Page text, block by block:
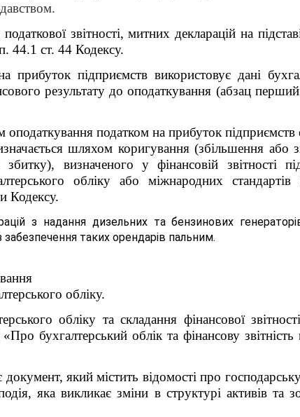
звітності, митних декларацій на
44.1 ст. 44 Кодексу.
підприємств використовує дані
результату до оподаткування (абзац
податком на прибуток підприємств
шляхом коригування (збільшення або
визначеного у фінансовій звітності
обліку або міжнародних стандартів
Кодексу.
з надання дизельних та бензинових
таких орендарів пальним.
обліку.
обліку та складання фінансової
бухгалтерський облік та фінансову звітність
який містить відомості про
яка викликає зміни в структурі активів та